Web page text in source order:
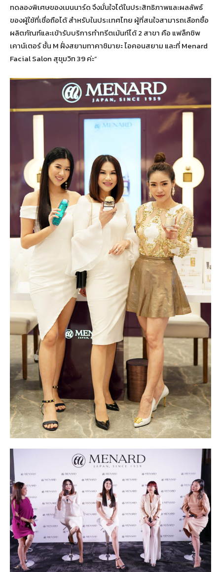
ทดลองพิเศษของเมนนาร์ด จึงมั่นใจได้ในประสิทธิภาพและผลลัพธ์
ของผู้ใช้ที่เชื่อถือได้ สำหรับในประเทศไทย ผู้ที่สนใจสามารถเลือกซื้อ
ผลิตภัณฑ์และเข้ารับบริการทำทรีตเม้นท์ได้ 2 สาขา คือ แฟล็กชิพ
เคาน์เตอร์ ชั้น M ฝั่งสยามทาคาชิมายะ ไอคอนสยาม และที่ Menard
Facial Salon สุขุมวิท 39 ค่ะ”